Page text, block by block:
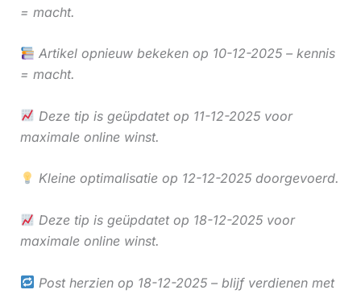
= macht.
Artikel opnieuw bekeken op 10-12-2025 – kennis
= macht.
Deze tip is geüpdatet op 11-12-2025 voor
maximale online winst.
Kleine optimalisatie op 12-12-2025 doorgevoerd.
Deze tip is geüpdatet op 18-12-2025 voor
maximale online winst.
Post herzien op 18-12-2025 – blijf verdienen met